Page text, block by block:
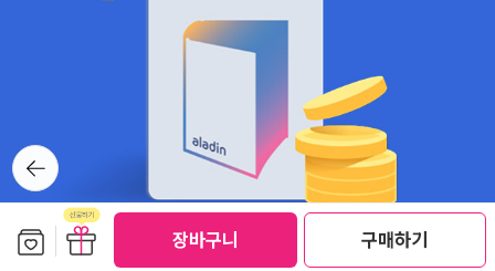
장바구니 구매하기
는 여전히 고통을 호소하시고 무엇보다 자꾸 나쁜 생각을 하시는 것
같았다. 정신적으로 무너지지 않게 해드리는 것 밖에는 방법이 없는
것 같았다. 케익에 초를 꽂아놓고 모든 식구들이 생일 축하 노래를 불
렀다. 노래를 마치자 아빠가 우셨다. 아빠가 우는 걸 보니까 아빠 왜울
어, 하면서 나도 눈물이 났고, 여동생도 울먹였고, 엄마도 울먹였고,
제부도 '어휴 나는 왜 눈물이 나' 하면서 눈물을 닦았다. 지금은 이렇
게 화면으로 축하하지만 낫고 오면 제대로 다시 파티를 하자고 우리
는 그렇게 대화를 했다. 통화가 더 길어지면 모두 눈물바다가 될 것 같
아 그쯤에서 통화를 마쳤다.그리고 새로운 케익을 또 꺼내어 거기엔
뒤로가
기